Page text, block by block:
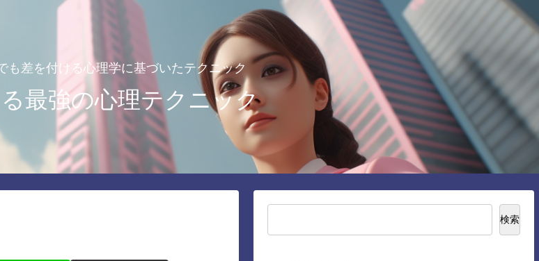
も差を付ける心理学に基づいたテクニック
最強の心理テクニック
検索